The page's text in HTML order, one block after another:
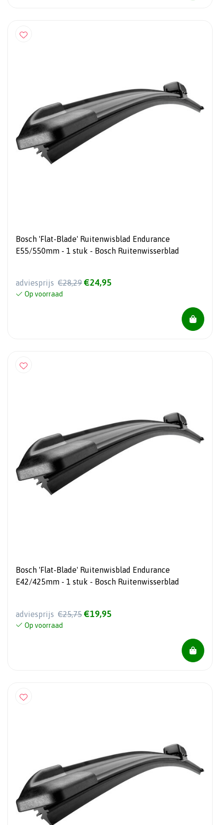
Bosch 'Flat-Blade' Ruitenwisblad Endurance
E55/550mm - 1 stuk - Bosch Ruitenwisserblad
adviesprijs €28,29 €24,95
Op voorraad
Bosch 'Flat-Blade' Ruitenwisblad Endurance
E42/425mm - 1 stuk - Bosch Ruitenwisserblad
adviesprijs €25,75 €19,95
Op voorraad